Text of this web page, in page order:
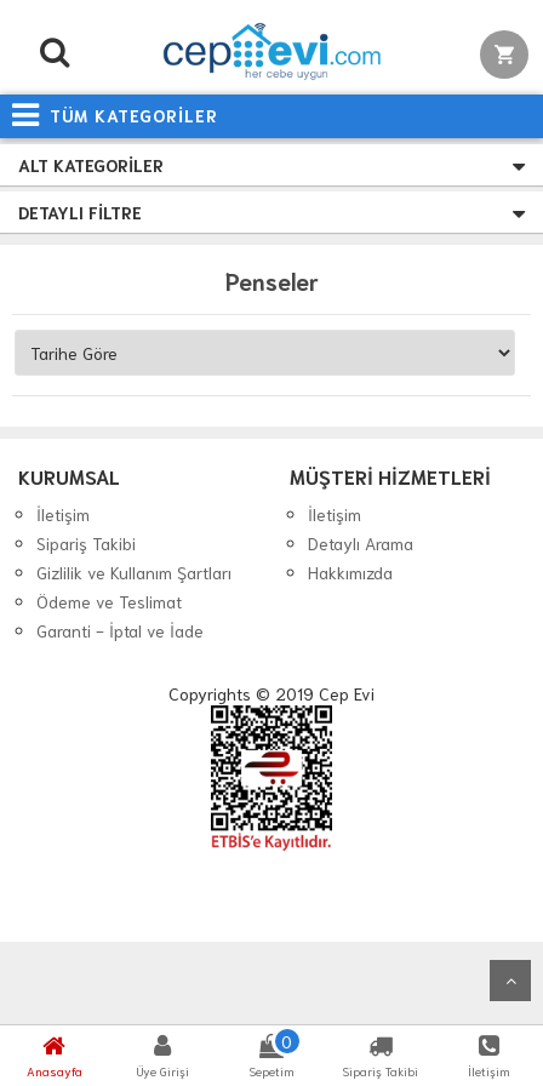
TÜM KATEGORİLER
Anasayfa Üye Girişi
0
Sepetim Sipariş Takibi İletişim
ALT KATEGORILER
DETAYLI FILTRE
Penseler
KURUMSAL
İletişim
Sipariş Takibi
Gizlilik ve Kullanım Şartları
Ödeme ve Teslimat
Garanti - İptal ve İade
MÜŞTERİ HİZMETLERİ
İletişim
Detaylı Arama
Hakkımızda
Copyrights © 2019 Cep Evi